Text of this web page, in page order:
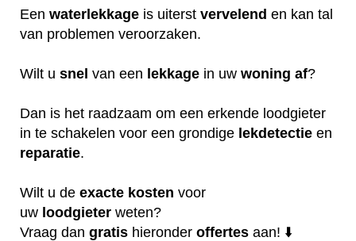
Een waterlekkage is uiterst vervelend en kan tal
van problemen veroorzaken.
Wilt u snel van een lekkage in uw woning af?
Dan is het raadzaam om een erkende loodgieter
in te schakelen voor een grondige lekdetectie en
reparatie.
Wilt u de exacte kosten voor
uw loodgieter weten?
Vraag dan gratis hieronder offertes aan! ⬇️